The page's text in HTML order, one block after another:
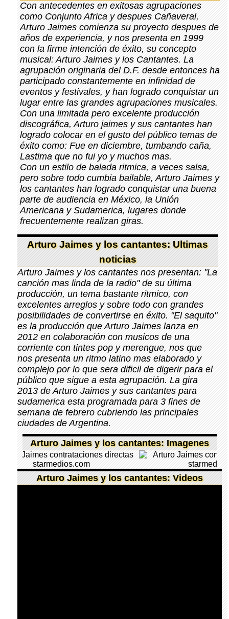
Con antecedentes en exitosas agrupaciones
como Conjunto Africa y despues Cañaveral,
Arturo Jaimes comienza su proyecto despues de
años de experiencia, y nos presenta en 1999
con la firme intención de éxito, su concepto
musical: Arturo Jaimes y los Cantantes. La
agrupación originaria del D.F. desde entonces ha
participado constantemente en infinidad de
eventos y festivales, y han logrado conquistar un
lugar entre las grandes agrupaciones musicales.
Con una limitada pero excelente producción
discográfica, Arturo jaimes y sus cantantes han
logrado colocar en el gusto del público temas de
éxito como: Fue en diciembre, tumbando caña,
Lastima que no fui yo y muchos mas.
Con un estilo de balada ritmica, a veces salsa,
pero sobre todo cumbia bailable, Arturo Jaimes y
los cantantes han logrado conquistar una buena
parte de audiencia en México, la Unión
Americana y Sudamerica, lugares donde
frecuentemente realizan giras.
Arturo Jaimes y los cantantes: Ultimas
noticias
Arturo Jaimes y los cantantes nos presentan: "La
canción mas linda de la radio" de su última
producción, un tema bastante ritmico, con
excelentes arreglos y sobre todo con grandes
posibilidades de convertirse en éxito. "El saquito"
es la producción que Arturo Jaimes lanza en
2012 en colaboración con musicos de una
corriente con tintes pop y merengue, nos que
nos presenta un ritmo latino mas elaborado y
complejo por lo que sera dificil de digerir para el
público que sigue a esta agrupación. La gira
2013 de Arturo Jaimes y sus cantantes para
sudamerica esta programada para 3 fines de
semana de febrero cubriendo las principales
ciudades de Argentina.
Arturo Jaimes y los cantantes: Imagenes
Arturo Jaimes y los cantantes: Videos